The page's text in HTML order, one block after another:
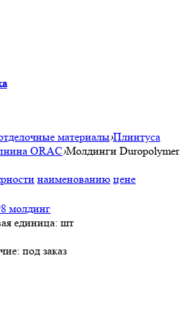
материалы›Плинтуса
ORAC›Молдинги Duropolymer
наименованию цене
молдинг
единица: шт
под заказ